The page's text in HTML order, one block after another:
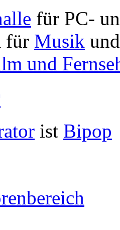
für PC-
für Musik
und
ist Bipop